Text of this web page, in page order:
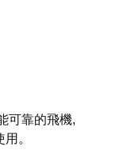
可靠的飛機,
。